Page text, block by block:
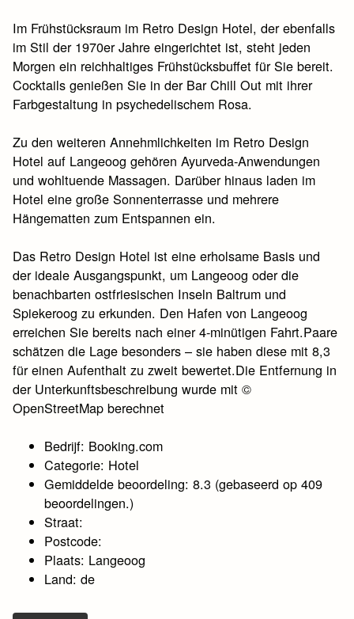
Im Frühstücksraum im Retro Design Hotel, der ebenfalls
im Stil der 1970er Jahre eingerichtet ist, steht jeden
Morgen ein reichhaltiges Frühstücksbuffet für Sie bereit.
Cocktails genießen Sie in der Bar Chill Out mit ihrer
Farbgestaltung in psychedelischem Rosa.
Zu den weiteren Annehmlichkeiten im Retro Design
Hotel auf Langeoog gehören Ayurveda-Anwendungen
und wohltuende Massagen. Darüber hinaus laden im
Hotel eine große Sonnenterrasse und mehrere
Hängematten zum Entspannen ein.
Das Retro Design Hotel ist eine erholsame Basis und
der ideale Ausgangspunkt, um Langeoog oder die
benachbarten ostfriesischen Inseln Baltrum und
Spiekeroog zu erkunden. Den Hafen von Langeoog
erreichen Sie bereits nach einer 4-minütigen Fahrt.Paare
schätzen die Lage besonders – sie haben diese mit 8,3
für einen Aufenthalt zu zweit bewertet.Die Entfernung in
der Unterkunftsbeschreibung wurde mit ©
OpenStreetMap berechnet
Bedrijf: Booking.com
Categorie: Hotel
Gemiddelde beoordeling: 8.3 (gebaseerd op 409
beoordelingen.)
Straat:
Postcode:
Plaats: Langeoog
Land: de